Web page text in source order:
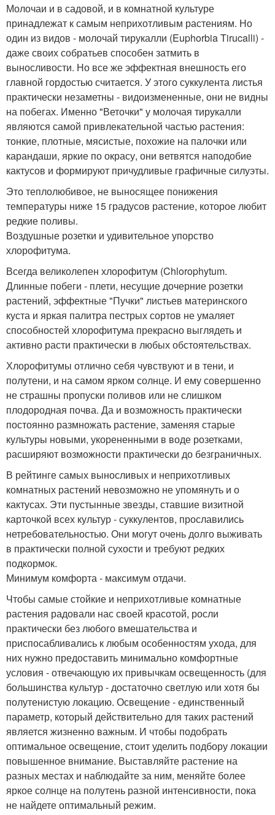
Молочаи и в садовой, и в комнатной культуре
принадлежат к самым неприхотливым растениям. Но
один из видов - молочай тирукалли (Euphorbia Tirucalli) -
даже своих собратьев способен затмить в
выносливости. Но все же эффектная внешность его
главной гордостью считается. У этого суккулента листья
практически незаметны - видоизмененные, они не видны
на побегах. Именно "Веточки" у молочая тирукалли
являются самой привлекательной частью растения:
тонкие, плотные, мясистые, похожие на палочки или
карандаши, яркие по окрасу, они ветвятся наподобие
кактусов и формируют причудливые графичные силуэты.
Это теплолюбивое, не выносящее понижения
температуры ниже 15 градусов растение, которое любит
редкие поливы.
Воздушные розетки и удивительное упорство
хлорофитума.
Всегда великолепен хлорофитум (Chlorophytum.
Длинные побеги - плети, несущие дочерние розетки
растений, эффектные "Пучки" листьев материнского
куста и яркая палитра пестрых сортов не умаляет
способностей хлорофитума прекрасно выглядеть и
активно расти практически в любых обстоятельствах.
Хлорофитумы отлично себя чувствуют и в тени, и
полутени, и на самом ярком солнце. И ему совершенно
не страшны пропуски поливов или не слишком
плодородная почва. Да и возможность практически
постоянно размножать растение, заменяя старые
культуры новыми, укорененными в воде розетками,
расширяют возможности практически до безграничных.
В рейтинге самых выносливых и неприхотливых
комнатных растений невозможно не упомянуть и о
кактусах. Эти пустынные звезды, ставшие визитной
карточкой всех культур - суккулентов, прославились
нетребовательностью. Они могут очень долго выживать
в практически полной сухости и требуют редких
подкормок.
Минимум комфорта - максимум отдачи.
Чтобы самые стойкие и неприхотливые комнатные
растения радовали нас своей красотой, росли
практически без любого вмешательства и
приспосабливались к любым особенностям ухода, для
них нужно предоставить минимально комфортные
условия - отвечающую их привычкам освещенность (для
большинства культур - достаточно светлую или хотя бы
полутенистую локацию. Освещение - единственный
параметр, который действительно для таких растений
является жизненно важным. И чтобы подобрать
оптимальное освещение, стоит уделить подбору локации
повышенное внимание. Выставляйте растение на
разных местах и наблюдайте за ним, меняйте более
яркое солнце на полутень разной интенсивности, пока
не найдете оптимальный режим.